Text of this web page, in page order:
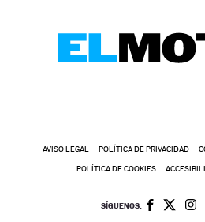
AVISO LEGAL POLÍTICA DE PRIVACIDAD
POLÍTICA DE COOKIES
SÍGUENOS: